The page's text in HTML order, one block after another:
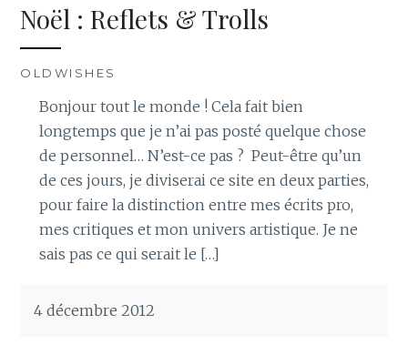
Noël : Reflets & Trolls
OLDWISHES
Bonjour tout le monde ! Cela fait bien
longtemps que je n’ai pas posté quelque chose
de personnel… N’est-ce pas ? Peut-être qu’un
de ces jours, je diviserai ce site en deux parties,
pour faire la distinction entre mes écrits pro,
mes critiques et mon univers artistique. Je ne
sais pas ce qui serait le […]
4 décembre 2012